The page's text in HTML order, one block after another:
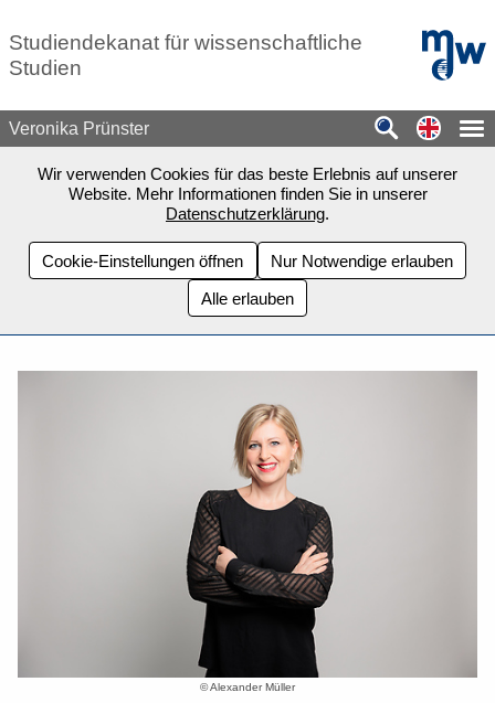
Studiendekanat für wissenschaftliche
Studien
mdw -
Veronika Prünster
Wir verwenden Cookies für das beste Erlebnis auf unserer
Website. Mehr Informationen finden Sie in unserer
Datenschutzerklärung.
Cookie-Einstellungen öffnen
Nur Notwendige erlauben
Alle erlauben
© Alexander Müller